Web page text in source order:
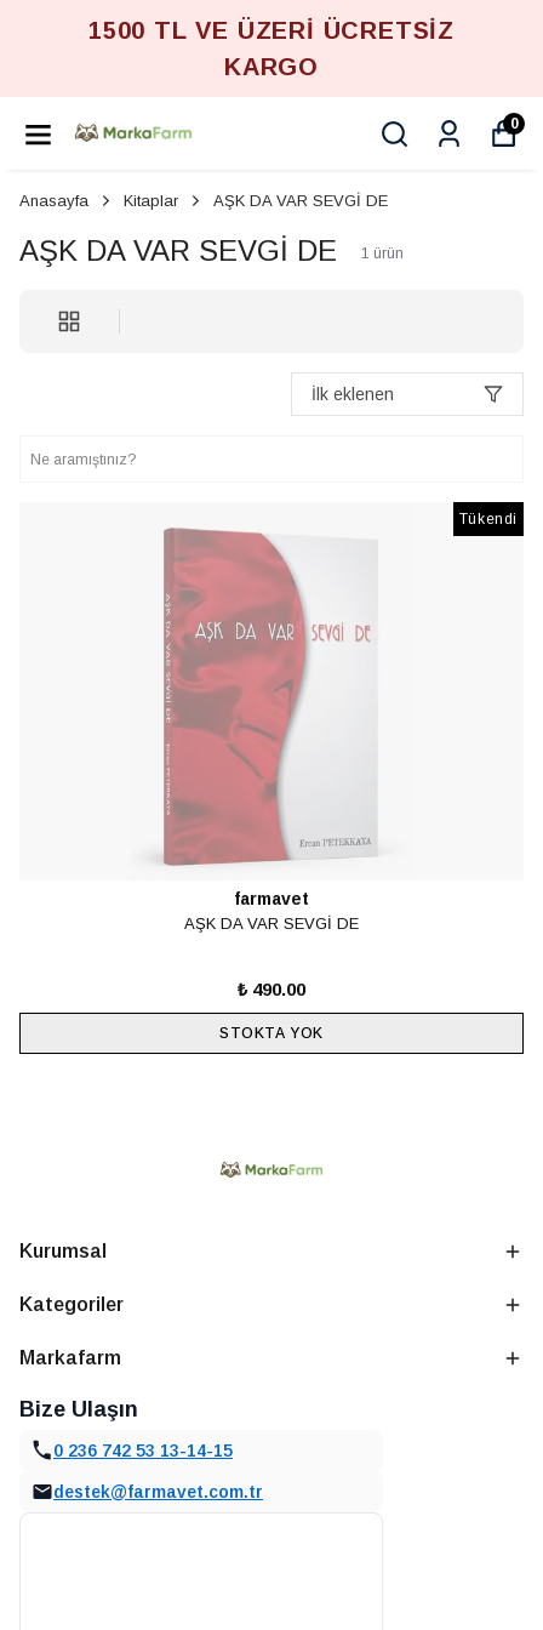
1500 TL VE ÜZERİ ÜCRETSİZ
KARGO
0
Anasayfa Kitaplar AŞK DA VAR SEVGİ DE
AŞK DA VAR SEVGİ DE 1 ürün
İlk eklenen
Tükendi
farmavet
AŞK DA VAR SEVGİ DE
₺ 490.00
STOKTA YOK
Kurumsal
Kategoriler
Markafarm
Bize Ulaşın
0 236 742 53 13-14-15
destek@farmavet.com.tr